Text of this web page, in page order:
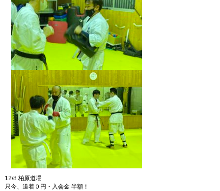
12/8 柏原道場
只今、道着０円・入会金 半額！